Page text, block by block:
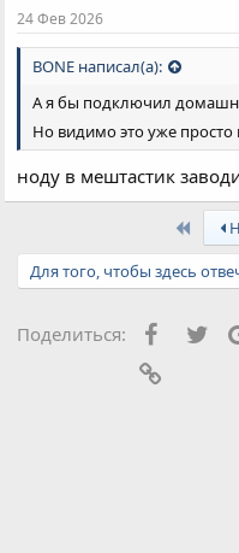
:
24 Фев 2026
BONE написал(а):
А я бы подключил
Но видимо это уже просто
ноду в мештастик
First
Для того, чтобы здесь
Поделиться: